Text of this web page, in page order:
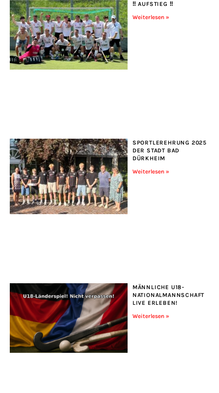
‼️ AUFSTIEG ‼️
Weiterlesen »
SPORTLEREHRUNG 2025
DER STADT BAD
DÜRKHEIM
Weiterlesen »
MÄNNLICHE U18-
NATIONALMANNSCHAFT
LIVE ERLEBEN!
Weiterlesen »